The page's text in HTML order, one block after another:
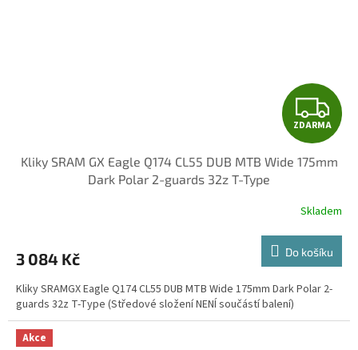
Z
D
A
R
M
A
ZDARMA
Kliky SRAM GX Eagle Q174 CL55 DUB MTB Wide 175mm
Dark Polar 2-guards 32z T-Type
Skladem
3 084 Kč Do košíku
Kliky SRAMGX Eagle Q174 CL55 DUB MTB Wide 175mm Dark Polar 2-
guards 32z T-Type (Středové složení NENÍ součástí balení)
Akce